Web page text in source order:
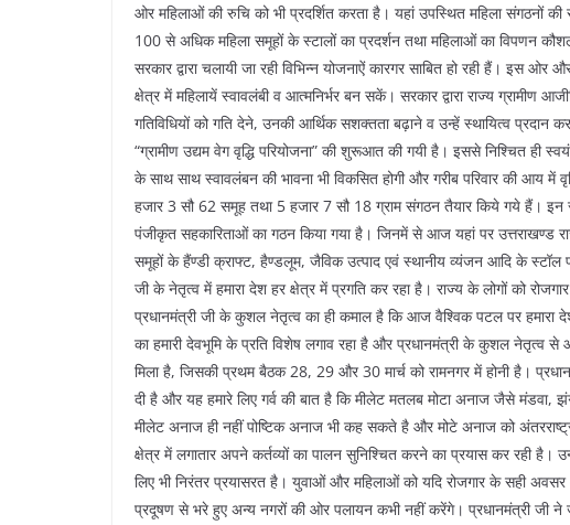
ओर महिलाओं की रुचि को भी प्रदर्शित करता है। यहां उपस्थित महिला संगठनों
100 से अधिक महिला समूहों के स्टालों का प्रदर्शन तथा महिलाओं का विपणन
सरकार द्वारा चलायी जा रही विभिन्न योजनाऐं कारगर साबित हो रही हैं। इस
क्षेत्र में महिलायें स्वावलंबी व आत्मनिर्भर बन सकें। सरकार द्वारा राज्य ग्रामीण
गतिविधियों को गति देने, उनकी आर्थिक सशक्तता बढ़ाने व उन्हें स्थायित्व
“ग्रामीण उद्यम वेग वृद्धि परियोजना” की शुरूआत की गयी है। इससे निश्चित
के साथ साथ स्वावलंबन की भावना भी विकसित होगी और गरीब परिवार की आय में
हजार 3 सौ 62 समूह तथा 5 हजार 7 सौ 18 ग्राम संगठन तैयार किये गये हैं। इन
पंजीकृत सहकारिताओं का गठन किया गया है। जिनमें से आज यहां पर उत्तराखण्ड
समूहों के हैंण्डी क्राफ्ट, हैण्डलूम, जैविक उत्पाद एवं स्थानीय व्यंजन आदि के स्टॉल
जी के नेतृत्व में हमारा देश हर क्षेत्र में प्रगति कर रहा है। राज्य के लोगों को
प्रधानमंत्री जी के कुशल नेतृत्व का ही कमाल है कि आज वैश्विक पटल पर हमारा
का हमारी देवभूमि के प्रति विशेष लगाव रहा है और प्रधानमंत्री के कुशल नेतृत्व
मिला है, जिसकी प्रथम बैठक 28, 29 और 30 मार्च को रामनगर में होनी है।
दी है और यह हमारे लिए गर्व की बात है कि मीलेट मतलब मोटा अनाज जैसे मंडवा,
मीलेट अनाज ही नहीं पोष्टिक अनाज भी कह सकते है और मोटे अनाज को
क्षेत्र में लगातार अपने कर्तव्यों का पालन सुनिश्चित करने का प्रयास कर रही है।
लिए भी निरंतर प्रयासरत है। युवाओं और महिलाओं को यदि रोजगार के सही
प्रदूषण से भरे हुए अन्य नगरों की ओर पलायन कभी नहीं करेंगे। प्रधानमंत्री जी ने